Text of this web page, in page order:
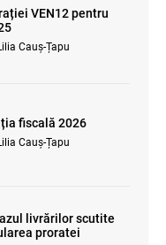
VEN12 pentru
Cauș-Țapu
fiscală 2026
Cauș-Țapu
livrărilor scutite
proratei